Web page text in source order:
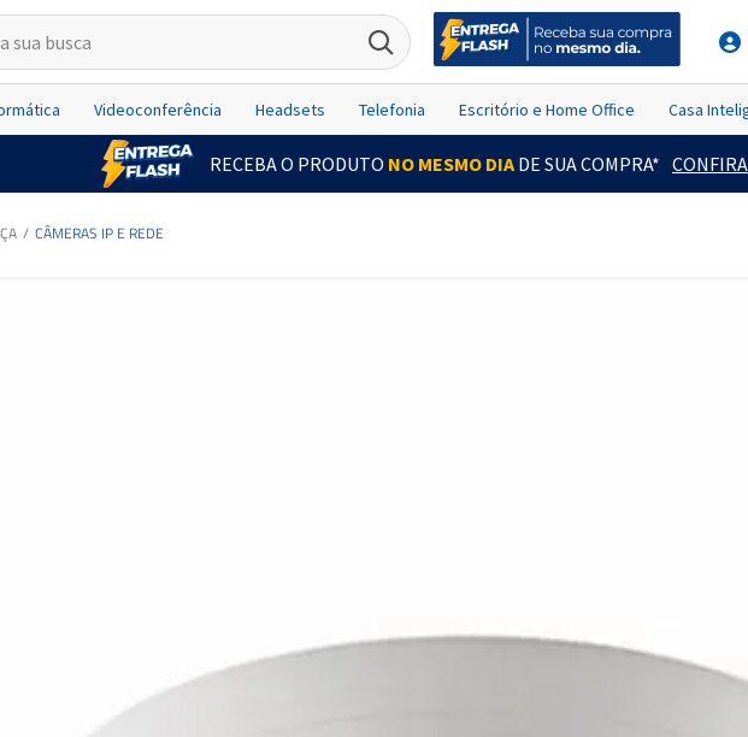
Videoconferência Headsets Telefonia Escritório e Home Office Casa
RECEBA O PRODUTO NO MESMO DIADE SUA COMPRA*
CÂMERAS IP E REDE